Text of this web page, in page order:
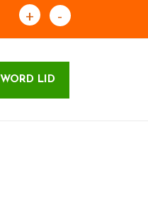
+ -
WORD LID